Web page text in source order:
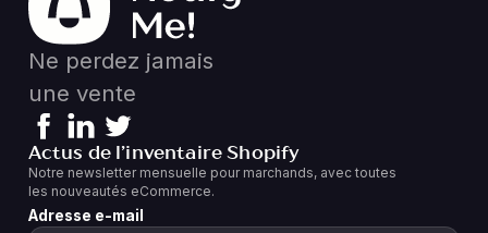
Ne perdez jamais
une vente
Actus de l’inventaire Shopify
Notre newsletter mensuelle pour marchands, avec toutes
les nouveautés eCommerce.
Adresse e-mail